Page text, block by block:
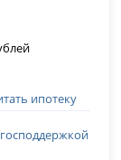
ипотеку